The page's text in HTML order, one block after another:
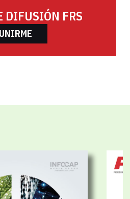
DIFUSIÓN FRS
UNIRME